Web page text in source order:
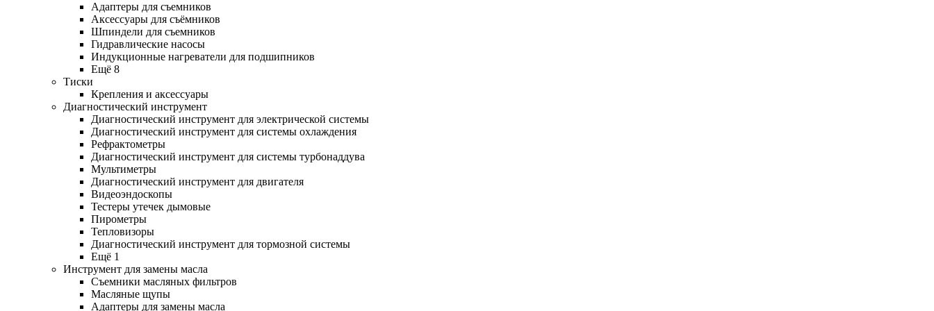
Адаптеры для съемников
Аксессуары для съёмников
Шпиндели для съемников
Гидравлические насосы
Индукционные нагреватели для подшипников
Ещё 8
Тиски
Крепления и аксессуары
Диагностический инструмент
Диагностический инструмент для электрической системы
Диагностический инструмент для системы охлаждения
Рефрактометры
Диагностический инструмент для системы турбонаддува
Мультиметры
Диагностический инструмент для двигателя
Видеоэндоскопы
Тестеры утечек дымовые
Пирометры
Тепловизоры
Диагностический инструмент для тормозной системы
Ещё 1
Инструмент для замены масла
Съемники масляных фильтров
Масляные щупы
Адаптеры для замены масла